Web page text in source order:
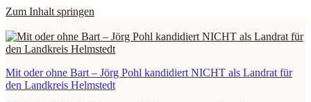
Zum Inhalt springen
Mit oder ohne Bart – Jörg Pohl kandidiert NICHT als Landrat für
den Landkreis Helmstedt